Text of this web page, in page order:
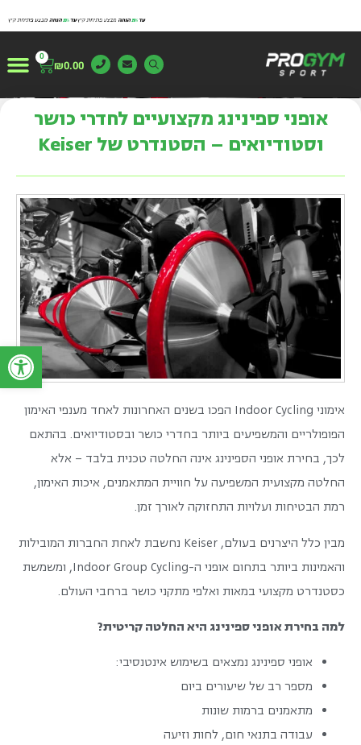
₪0.00
0
אופני ספינינג מקצועיים לחדרי כושר
וסטודיואים – הסטנדרט של Keiser
אימוני Indoor Cycling הפכו בשנים האחרונות לאחד מענפי האימון
הפופולריים והמשפיעים ביותר בחדרי כושר ובסטודיואים. בהתאם
לכך, בחירת אופני הספינינג אינה החלטה טכנית בלבד – אלא
החלטה מקצועית המשפיעה על חוויית המתאמנים, איכות האימון,
רמת הבטיחות ועלויות התחזוקה לאורך זמן.
מבין כלל היצרנים בעולם, Keiser נחשבת לאחת החברות המובילות
והאמינות ביותר בתחום אופני ה-Indoor Group Cycling, ומשמשת
כסטנדרט מקצועי במאות ואלפי מתקני כושר ברחבי העולם.
למה בחירת אופני ספינינג היא החלטה קריטית?
אופני ספינינג נמצאים בשימוש אינטנסיבי:
מספר רב של שיעורים ביום
מתאמנים ברמות שונות
עבודה בתנאי חום, לחות וזיעה